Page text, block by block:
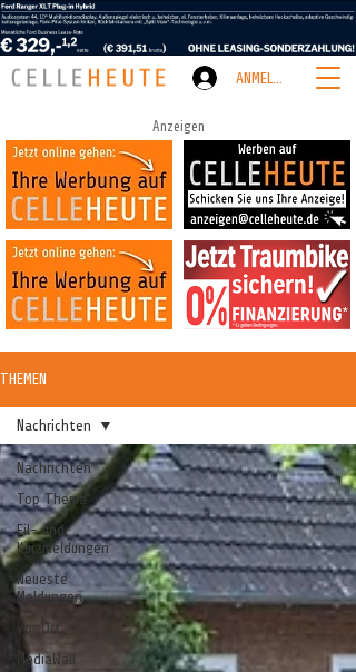
ANMELDEN
Anzeigen
THEMEN
Nachrichten
Top Thema
Eil- und
Kurzmeldungen
Neueste
Meldungen
Vor Ort
MediaWall
Nachrichten